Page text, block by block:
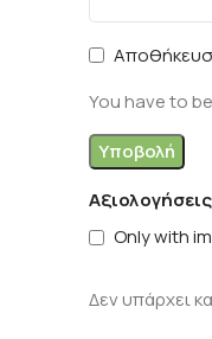
Αξιολογήσεις
Only with
Δεν υπάρχει
You have to